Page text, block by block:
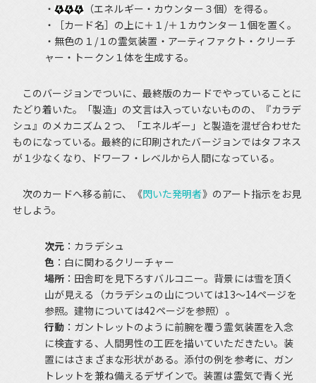
・
（エネルギー・カウンター３個）を得る。
・［カード名］の上に＋１/＋１カウンター１個を置く。
・無色の１/１の霊気装置・アーティファクト・クリーチ
ャー・トークン１体を生成する。
このバージョンでついに、最終版のカードでやっていることに
たどり着いた。「製造」の文言は入っていないものの、『カラデ
シュ』のメカニズム２つ、「エネルギー」と製造を混ぜ合わせた
ものになっている。最終的に印刷されたバージョンではタフネス
が１少なくなり、ドワーフ・レベルから人間になっている。
次のカードへ移る前に、《閃いた発明者》のアート指示をお見
せしよう。
次元 ：カラデシュ
色 ：白に関わるクリーチャー
場所 ：田舎町を見下ろすバルコニー。背景には雪を頂く
山が見える（カラデシュの山については13～14ページを
参照。建物については42ページを参照）。
行動 ：ガントレットのように前腕を覆う霊気装置を入念
に検査する、人間男性の工匠を描いていただきたい。装
置にはさまざまな形状がある。添付の例を参考に、ガン
トレットを兼ね備えるデザインで。装置は霊気で青く光